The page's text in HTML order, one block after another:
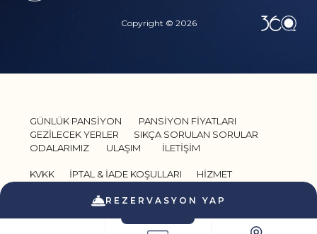
REZERVASYON YAP
Copyright © 2026
GÜNLÜK PANSİYON
PANSİYON FİYATLARI
GEZİLECEK YERLER
SIKÇA SORULAN SORULAR
ODALARIMIZ
ULAŞIM İLETİŞİM
KVKK İPTAL & İADE KOŞULLARI
HİZMET